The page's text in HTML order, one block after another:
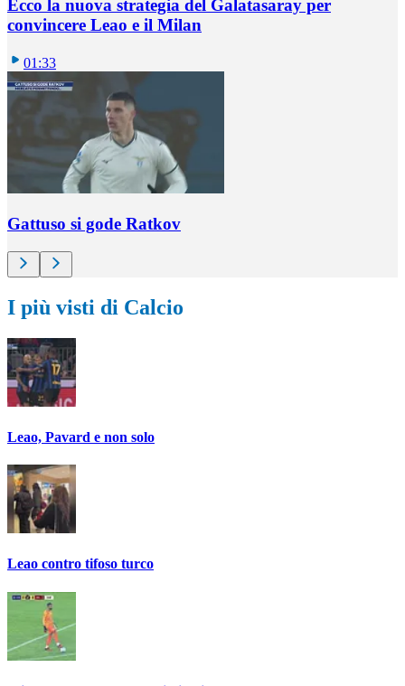
Ecco la nuova strategia del Galatasaray per
convincere Leao e il Milan
01:33
Gattuso si gode Ratkov
I più visti di Calcio
Leao, Pavard e non solo
Leao contro tifoso turco